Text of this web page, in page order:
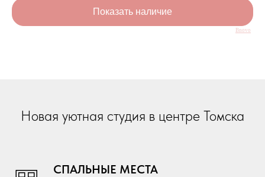
Bnovo
Новая уютная студия в центре Томска
СПАЛЬНЫЕ МЕСТА